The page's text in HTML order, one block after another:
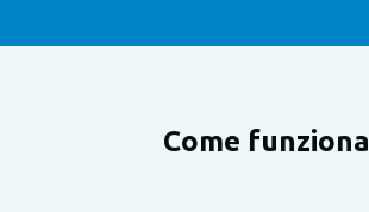
Come funziona